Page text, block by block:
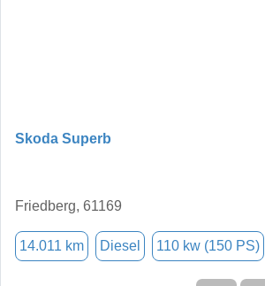
Skoda Superb
Friedberg, 61169
14.011 km Diesel 110 kw (150 PS)